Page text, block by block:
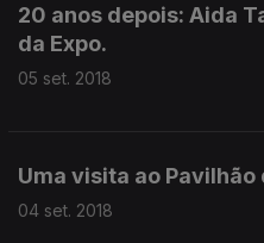
20 anos depois: Aida
da Expo.
05 set. 2018
Uma visita ao Pavilhão
04 set. 2018